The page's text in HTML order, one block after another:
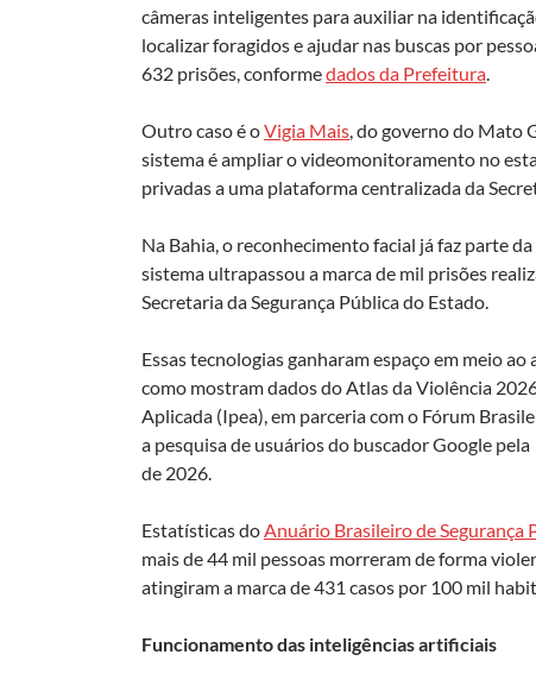
câmeras inteligentes para auxiliar na
localizar foragidos e ajudar nas buscas por
632 prisões, conformedados da Prefeitura.
Outro caso é oVigia Mais, do governo do Mato
sistema é ampliar o videomonitoramento no
privadas a uma plataforma centralizada da
Na Bahia, o reconhecimento facial já faz parte
sistema ultrapassou a marca de mil prisões
Secretaria da Segurança Pública do Estado.
Essas tecnologias ganharam espaço em meio
como mostram dados do Atlas da Violência
Aplicada (Ipea), em parceria com o Fórum
a pesquisa de usuários do buscador Google
de 2026.
Estatísticas doAnuário Brasileiro de Segurança
mais de 44 mil pessoas morreram de forma
atingiram a marca de 431 casos por 100 mil
Funcionamento das inteligências artificiais